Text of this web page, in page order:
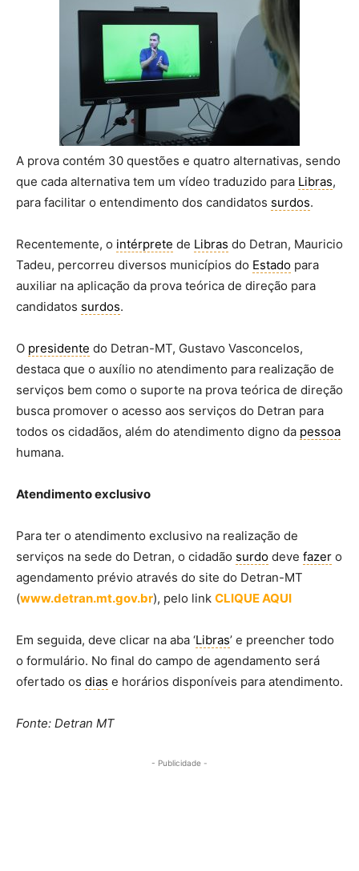
A prova contém 30 questões e quatro alternativas, sendo
que cada alternativa tem um vídeo traduzido para Libras,
para facilitar o entendimento dos candidatos surdos.
Recentemente, o intérprete de Libras do Detran, Mauricio
Tadeu, percorreu diversos municípios do Estado para
auxiliar na aplicação da prova teórica de direção para
candidatos surdos.
O presidente do Detran-MT, Gustavo Vasconcelos,
destaca que o auxílio no atendimento para realização de
serviços bem como o suporte na prova teórica de direção
busca promover o acesso aos serviços do Detran para
todos os cidadãos, além do atendimento digno da pessoa
humana.
Atendimento exclusivo
Para ter o atendimento exclusivo na realização de
serviços na sede do Detran, o cidadão surdo deve fazer o
agendamento prévio através do site do Detran-MT
(www.detran.mt.gov.br), pelo link CLIQUE AQUI
Em seguida, deve clicar na aba ‘Libras’ e preencher todo
o formulário. No final do campo de agendamento será
ofertado os dias e horários disponíveis para atendimento.
Fonte: Detran MT
- Publicidade -